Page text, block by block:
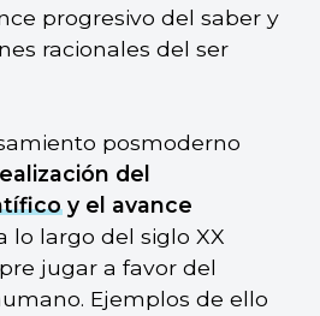
progresivo del saber y
racionales del ser
posmoderno
del
y el avance
lo largo del siglo XX
jugar a favor del
Ejemplos de ello